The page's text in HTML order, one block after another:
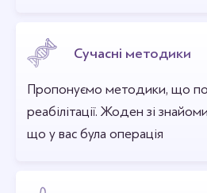
Сучасні методики
Пропонуємо методики, що
реабілітації. Жоден зі
що у вас була операція